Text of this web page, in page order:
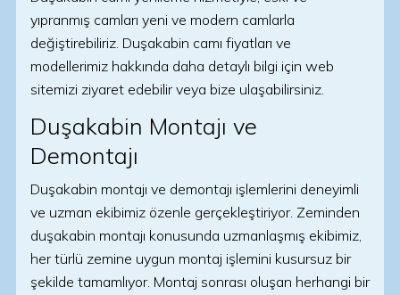
yıpranmış camları yeni ve modern camlarla
değiştirebiliriz. Duşakabin camı fiyatları ve
modellerimiz hakkında daha detaylı bilgi için web
sitemizi ziyaret edebilir veya bize ulaşabilirsiniz.
Duşakabin Montajı ve
Demontajı
Duşakabin montajı ve demontajı işlemlerini deneyimli
ve uzman ekibimiz özenle gerçekleştiriyor. Zeminden
duşakabin montajı konusunda uzmanlaşmış ekibimiz,
her türlü zemine uygun montaj işlemini kusursuz bir
şekilde tamamlıyor. Montaj sonrası oluşan herhangi bir